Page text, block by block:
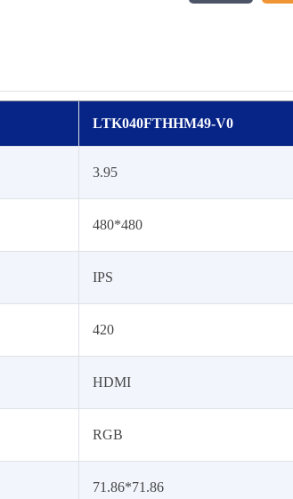
LTK040FTHHM49-V0
3.95
480*480
IPS
420
HDMI
RGB
71.86*71.86